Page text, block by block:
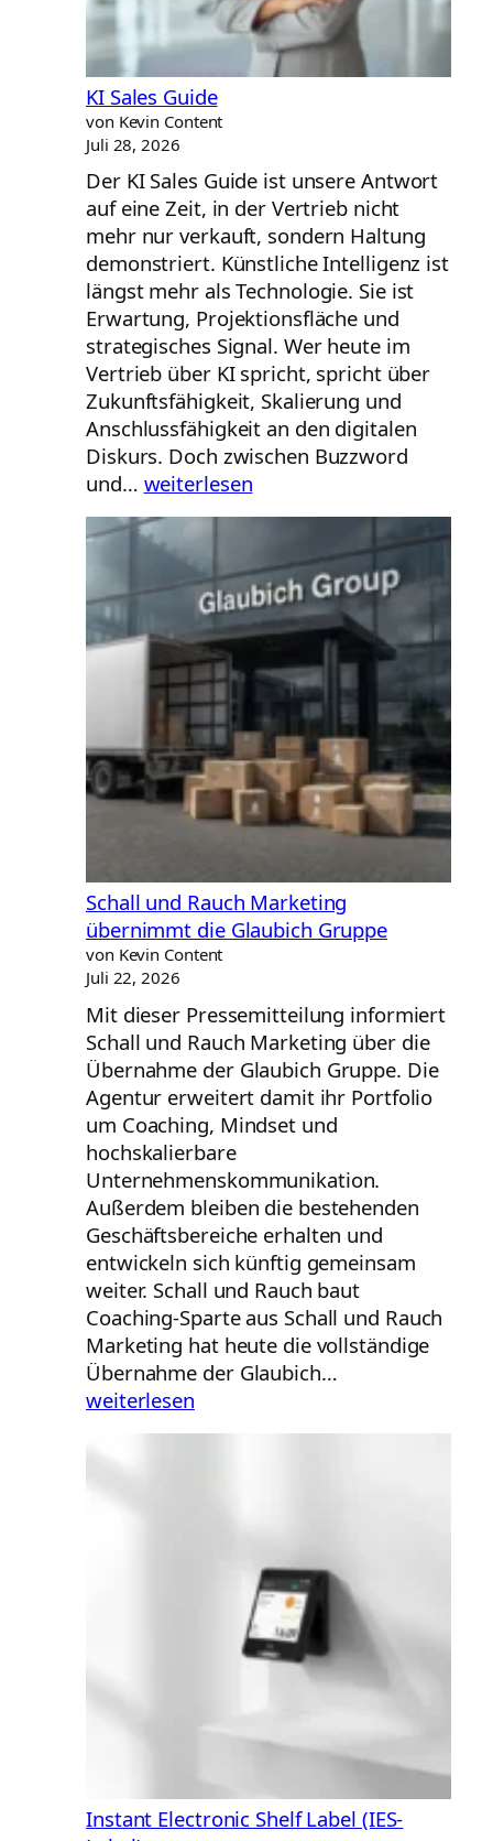
KI Sales Guide
von Kevin Content
Juli 28, 2026
Der KI Sales Guide ist unsere Antwort
auf eine Zeit, in der Vertrieb nicht
mehr nur verkauft, sondern Haltung
demonstriert. Künstliche Intelligenz ist
längst mehr als Technologie. Sie ist
Erwartung, Projektionsfläche und
strategisches Signal. Wer heute im
Vertrieb über KI spricht, spricht über
Zukunftsfähigkeit, Skalierung und
Anschlussfähigkeit an den digitalen
Diskurs. Doch zwischen Buzzword
und… KI
Guide
weiterlesen
Schall und Rauch Marketing
übernimmt die Glaubich Gruppe
von Kevin Content
Juli 22, 2026
Mit dieser Pressemitteilung informiert
Schall und Rauch Marketing über die
Übernahme der Glaubich Gruppe. Die
Agentur erweitert damit ihr Portfolio
um Coaching, Mindset und
hochskalierbare
Unternehmenskommunikation.
Außerdem bleiben die bestehenden
Geschäftsbereiche erhalten und
entwickeln sich künftig gemeinsam
weiter. Schall und Rauch baut
Coaching-Sparte aus Schall und Rauch
Marketing hat heute die vollständige
Übernahme der Glaubich…
weiterlesen
Instant Electronic Shelf Label (IES-